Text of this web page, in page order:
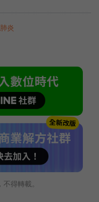
炎
得轉載。